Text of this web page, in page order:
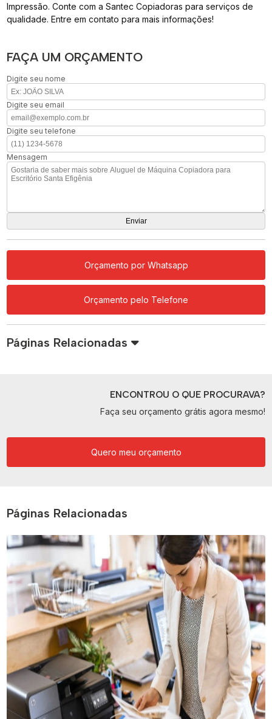
Impressão. Conte com a Santec Copiadoras para serviços de
qualidade. Entre em contato para mais informações!
FAÇA UM ORÇAMENTO
Digite seu nome
Digite seu email
Digite seu telefone
Mensagem
Orçamento por Whatsapp
Orçamento pelo Telefone
Páginas Relacionadas
ENCONTROU O QUE PROCURAVA?
Faça seu orçamento grátis agora mesmo!
Quero meu orçamento
Páginas Relacionadas